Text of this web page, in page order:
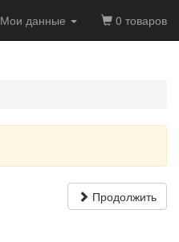
Мои данные 0 товаров
Продолжить